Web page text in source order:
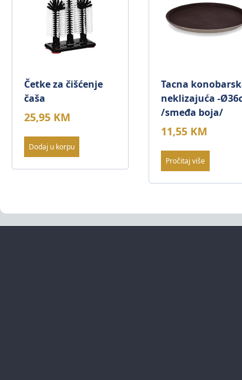
Četke za čišćenje
čaša
25,95 KM
Dodaj u korpu
Tacna
neklizajuća -
/smeđa boja/
11,55 KM
Pročitaj više